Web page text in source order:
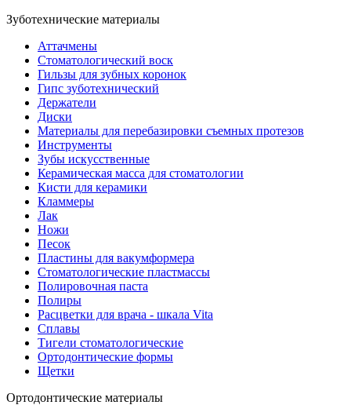
Зуботехнические материалы
Аттачмены
Стоматологический воск
Гильзы для зубных коронок
Гипс зуботехнический
Держатели
Диски
Материалы для перебазировки съемных протезов
Инструменты
Зубы искусственные
Керамическая масса для стоматологии
Кисти для керамики
Кламмеры
Лак
Ножи
Песок
Пластины для вакумформера
Стоматологические пластмассы
Полировочная паста
Полиры
Расцветки для врача - шкала Vita
Сплавы
Тигели стоматологические
Ортодонтические формы
Щетки
Ортодонтические материалы